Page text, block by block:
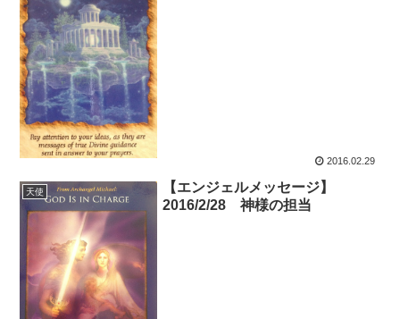
2016.02.29
天使
【エンジェルメッセージ】
2016/2/28 神様の担当